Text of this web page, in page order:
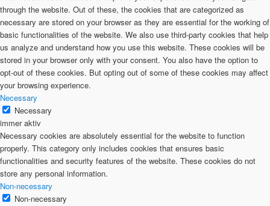
through the website. Out of these, the cookies that are categorized as
necessary are stored on your browser as they are essential for the working of
basic functionalities of the website. We also use third-party cookies that help
us analyze and understand how you use this website. These cookies will be
stored in your browser only with your consent. You also have the option to
opt-out of these cookies. But opting out of some of these cookies may affect
your browsing experience.
Necessary
Necessary
immer aktiv
Necessary cookies are absolutely essential for the website to function
properly. This category only includes cookies that ensures basic
functionalities and security features of the website. These cookies do not
store any personal information.
Non-necessary
Non-necessary